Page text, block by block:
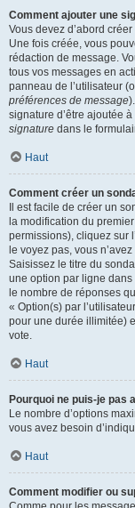
Comment ajouter une
Vous devez d’abord
Une fois créée, vous
rédaction de message.
tous vos messages en
panneau de l’utilisateur
préférences de message
signature d’être ajoutée
signature dans le
Haut
Comment créer un
Il est facile de créer un
la modification du
permissions), cliquez sur
le voyez pas, vous
Saisissez le titre du
une option par ligne
le nombre de réponses
« Option(s) par
pour une durée illimitée)
vote.
Haut
Pourquoi ne puis-je pas
Le nombre d’options
vous avez besoin
Haut
Comment modifier ou